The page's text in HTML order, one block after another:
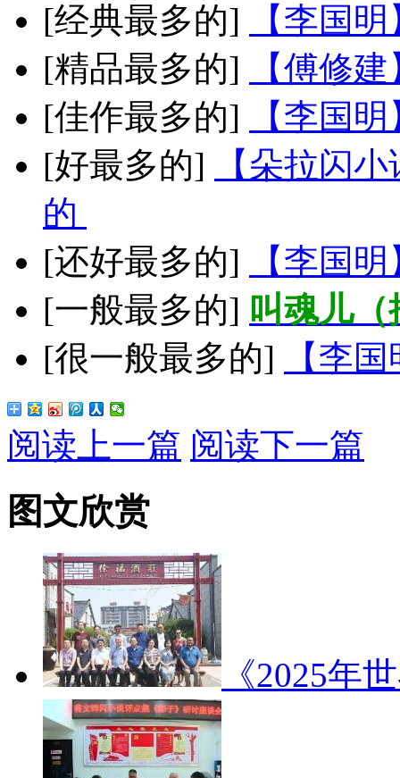
[经典最多的]
【李国
[精品最多的]
【傅修
[佳作最多的]
【李国
[好最多的]
【朵拉闪
的
[还好最多的]
【李国
[一般最多的] 叫魂儿
[很一般最多的]
【李
阅读上一篇 阅读下一篇
图文欣赏
《2025年